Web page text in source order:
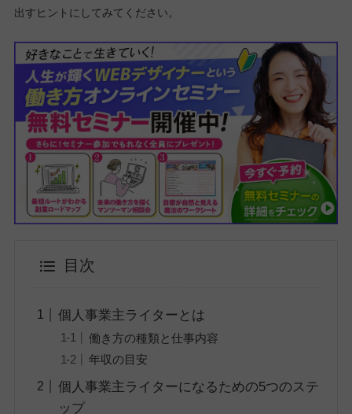
出すヒントにしてみてください。
目次
個人事業主ライターとは
働き方の種類と仕事内容
年収の目安
個人事業主ライターになるための5つのステ
ップ